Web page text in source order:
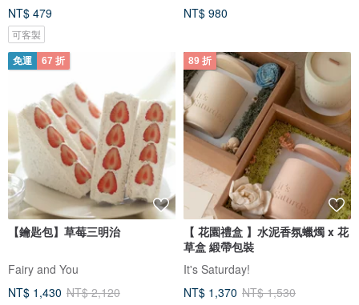
NT$ 479
可客製
NT$ 980
免運 67 折
【鑰匙包】草莓三明治
Fairy and You
NT$ 1,430 NT$ 2,120
89 折
【 花園禮盒 】水泥香氛蠟燭 x 花
草盒 緞帶包裝
It's Saturday!
NT$ 1,370 NT$ 1,530